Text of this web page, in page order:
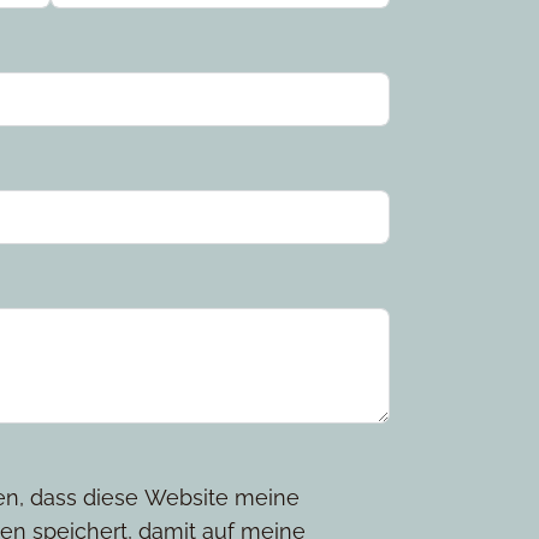
dass diese Website meine
speichert, damit auf meine